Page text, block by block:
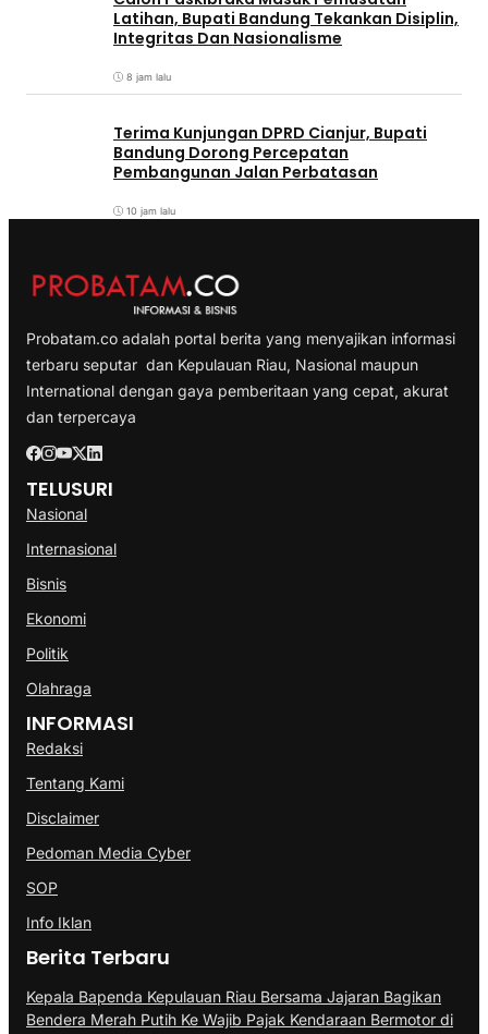
Latihan, Bupati Bandung Tekankan Disiplin,
Integritas Dan Nasionalisme
8 jam lalu
Terima Kunjungan DPRD Cianjur, Bupati
Bandung Dorong Percepatan
Pembangunan Jalan Perbatasan
10 jam lalu
Probatam.co adalah portal berita yang menyajikan informasi
terbaru seputar dan Kepulauan Riau, Nasional maupun
International dengan gaya pemberitaan yang cepat, akurat
dan terpercaya
TELUSURI
Nasional
Internasional
Bisnis
Ekonomi
Politik
Olahraga
INFORMASI
Redaksi
Tentang Kami
Disclaimer
Pedoman Media Cyber
SOP
Info Iklan
Berita Terbaru
Kepala Bapenda Kepulauan Riau Bersama Jajaran Bagikan
Bendera Merah Putih Ke Wajib Pajak Kendaraan Bermotor di